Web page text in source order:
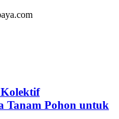
Tanam Pohon untuk